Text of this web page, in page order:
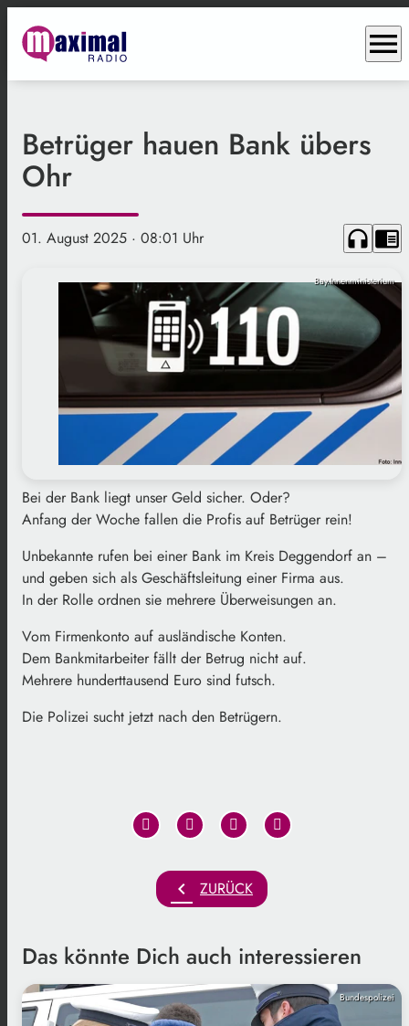
menu
Betrüger hauen Bank übers
Ohr
01. August 2025 · 08:01 Uhr headphones chrome_reader_mode
Bay.Innenministerium
Bei der Bank liegt unser Geld sicher. Oder?
Anfang der Woche fallen die Profis auf Betrüger rein!
Unbekannte rufen bei einer Bank im Kreis Deggendorf an –
und geben sich als Geschäftsleitung einer Firma aus.
In der Rolle ordnen sie mehrere Überweisungen an.
Vom Firmenkonto auf ausländische Konten.
Dem Bankmitarbeiter fällt der Betrug nicht auf.
Mehrere hunderttausend Euro sind futsch.
Die Polizei sucht jetzt nach den Betrügern.
chevron_left ZURÜCK
Das könnte Dich auch interessieren
Bundespolizei